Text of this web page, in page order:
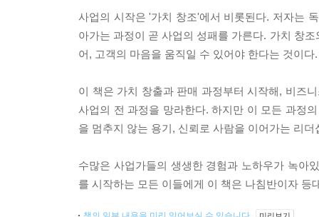
사업의 시작은 '가치 창조'에서 비롯된다. 저자는
아가는 과정이 곧 사업의 성패를 가른다. 가치 창
어, 고객의 마음을 움직일 수 있어야 한다는 것이다.
이 책은 가치 창출과 판매 과정부터 시작해, 비즈
사업의 전 과정을 망라한다. 하지만 이 모든 과정
을 멈추지 않는 용기, 신뢰로 사람을 이어가는 리
수많은 사업가들의 생생한 경험과 노하우가 녹아
를 시작하는 모든 이들에게 이 책은 나침반이자 등